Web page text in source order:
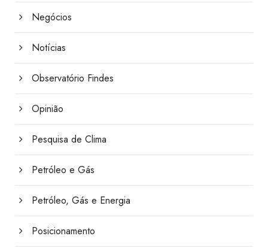
Negócios
Notícias
Observatório Findes
Opinião
Pesquisa de Clima
Petróleo e Gás
Petróleo, Gás e Energia
Posicionamento